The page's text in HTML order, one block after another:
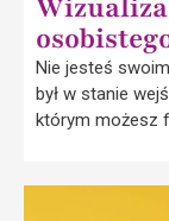
Nie jesteś
był w stanie
którym możesz